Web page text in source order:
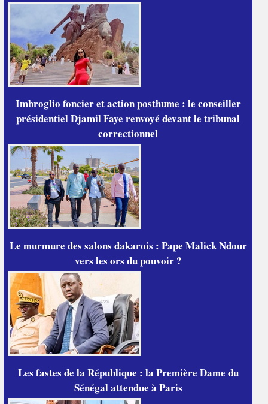
Imbroglio foncier et action posthume : le conseiller
présidentiel Djamil Faye renvoyé devant le tribunal
correctionnel
Le murmure des salons dakarois : Pape Malick Ndour
vers les ors du pouvoir ?
Les fastes de la République : la Première Dame du
Sénégal attendue à Paris